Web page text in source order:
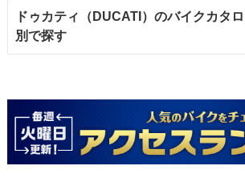
ドゥカティ（DUCATI）のバイクカタ
別で探す